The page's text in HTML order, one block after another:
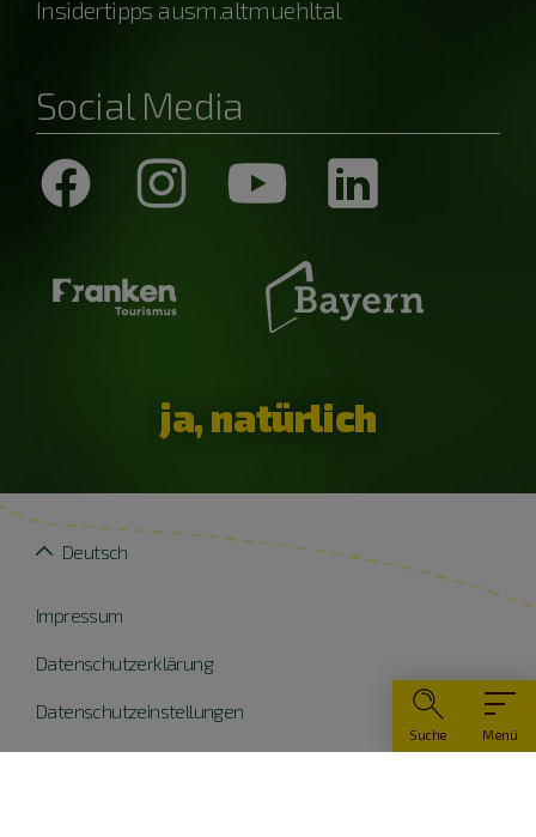
Menü
Suche
Insidertipps ausm.altmuehltal
Social Media
ja, natürlich
Impressum
Datenschutzerklärung
Datenschutzeinstellungen
Widerruf erklären
Deutsch